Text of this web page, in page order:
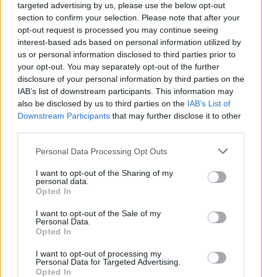
targeted advertising by us, please use the below opt-out
section to confirm your selection. Please note that after your
opt-out request is processed you may continue seeing
interest-based ads based on personal information utilized by
us or personal information disclosed to third parties prior to
your opt-out. You may separately opt-out of the further
disclosure of your personal information by third parties on the
IAB’s list of downstream participants. This information may
also be disclosed by us to third parties on the IAB’s List of
Downstream Participants that may further disclose it to other
Personal Data Processing Opt Outs
I want to opt-out of the Sharing of my
personal data.
Opted In
I want to opt-out of the Sale of my
Personal Data.
Opted In
I want to opt-out of processing my
Personal Data for Targeted Advertising.
Opted In
Κοζάνη: Φοιτητές έκτισαν με
πέτρα καλντερίμια και αυλές
στον Πεντάλοφο
αυλές στον Πεντάλοφο
Ναταλία Πετρίτη